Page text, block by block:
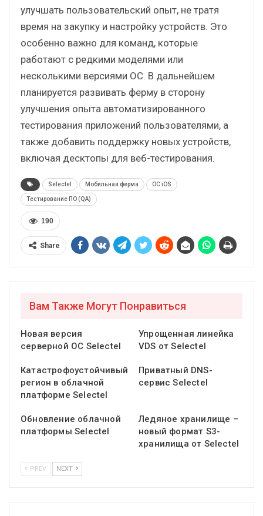
улучшать пользовательский опыт, не тратя
время на закупку и настройку устройств. Это
особенно важно для команд, которые
работают с редкими моделями или
несколькими версиями ОС. В дальнейшем
планируется развивать ферму в сторону
улучшения опыта автоматизированного
тестирования приложений пользователями, а
также добавить поддержку новых устройств,
включая десктопы для веб-тестирования.
Selectel Мобильная ферма ОС iOS
Тестирование ПО (QA)
190
Share
Вам Также Могут Понравиться
Новая версия
серверной ОС Selectel
Упрощенная линейка
VDS от Selectel
Катастрофоустойчивый
регион в облачной
платформе Selectel
Приватный DNS-
сервис Selectel
Обновление облачной
платформы Selectel
Ледяное хранилище –
новый формат S3-
хранилища от Selectel
PREV NEXT